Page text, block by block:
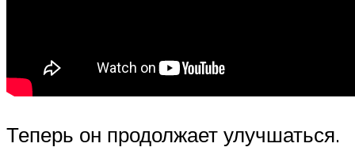
Теперь он продолжает улучшаться.